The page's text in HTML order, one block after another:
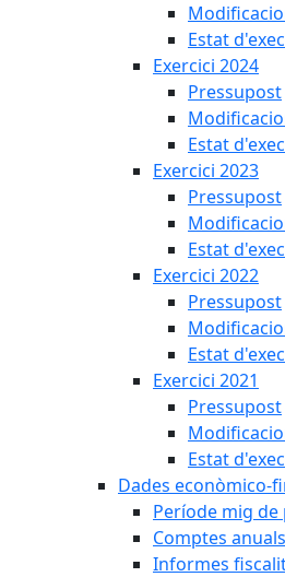
Estat
Exercici 2024
Pressupost
Estat
Exercici 2023
Pressupost
Estat
Exercici 2022
Pressupost
Estat
Exercici 2021
Pressupost
Estat
Dades econòmico-
Període mig
Comptes anuals
Informes